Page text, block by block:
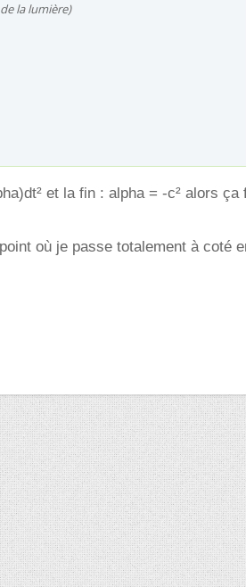
la lumière)
et la fin : alpha = -c² alors ça
où je passe totalement à coté